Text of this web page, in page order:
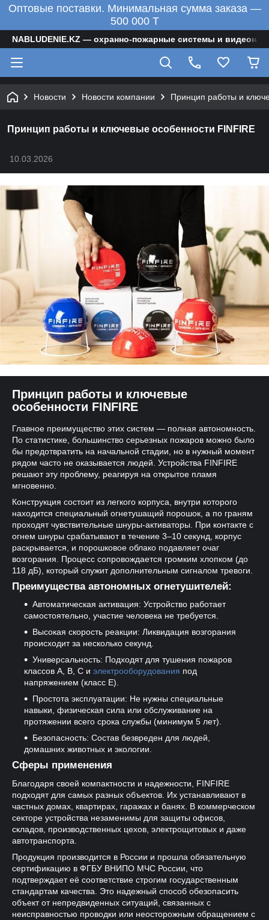
Оптовые поставки. Минимальная сумма заказа —
500 000 T
NABLUDENIE.KZ — охранно-пожарные системы и
Новости Новости компании Принцип работы и
Принцип работы и ключевые особенности FINFIRE
10.03.2026
Принцип работы и ключевые
особенности FINFIRE
Главное преимущество этих систем — полная автономность.
По статистике, большинство серьезных пожаров можно было
бы предотвратить на начальной стадии, но в нужный момент
рядом часто не оказывается людей. Устройства FINFIRE
решают эту проблему, реагируя на открытое пламя
мгновенно.
Конструкция состоит из легкого корпуса, внутри которого
находится специальный огнетушащий порошок, а по граням
проходят чувствительные шнуры-активаторы. При контакте с
огнем шнуры срабатывают в течение 3–10 секунд, корпус
раскрывается, и порошковое облако подавляет очаг
возгорания. Процесс сопровождается громким хлопком (до
118 дБ), который служит дополнительным сигналом тревоги.
Преимущества автономных огнетушителей:
Автоматическая активация: Устройство работает
самостоятельно, участие человека не требуется.
Высокая скорость реакции: Ликвидация возгорания
происходит за несколько секунд.
Универсальность: Подходят для тушения пожаров
классов А, В, С и электрооборудования под
напряжением (класс Е).
Простота эксплуатации: Не нужны специальные
навыки, физическая сила или обслуживание на
протяжении всего срока службы (минимум 5 лет).
Безопасность: Состав безвреден для людей,
домашних животных и экологии.
Сферы применения
Благодаря своей компактности и надежности, FINFIRE
подходят для самых разных объектов. Их устанавливают в
частных домах, квартирах, гаражах и банях. В коммерческом
секторе устройства незаменимы для защиты офисов,
складов, производственных цехов, электрощитовых и даже
автотранспорта.
Продукция производится в России и прошла обязательную
сертификацию в ФГБУ ВНИПО МЧС России, что
подтверждает её соответствие строгим государственным
стандартам качества. Это надежный способ обезопасить
объект от непредвиденных ситуаций, связанных с
неисправностью проводки или неосторожным обращением с